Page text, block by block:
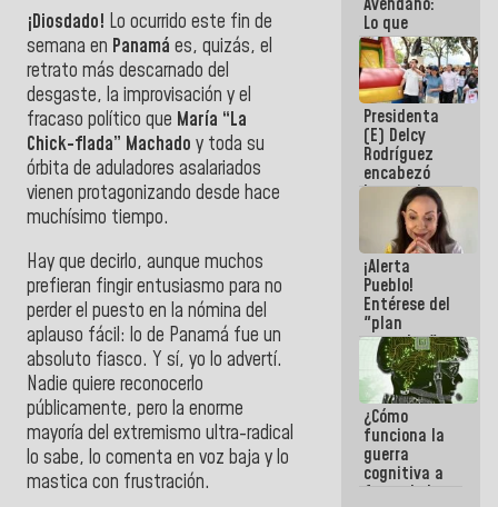
¡Diosdado! Lo ocurrido este fin de
semana en Panamá es, quizás, el
retrato más descarnado del
desgaste, la improvisación y el
fracaso político que María “La
Chick-flada” Machado y toda su
órbita de aduladores asalariados
vienen protagonizando desde hace
muchísimo tiempo.
Hay que decirlo, aunque muchos
prefieran fingir entusiasmo para no
perder el puesto en la nómina del
aplauso fácil: lo de Panamá fue un
absoluto fiasco. Y sí, yo lo advertí.
Nadie quiere reconocerlo
públicamente, pero la enorme
mayoría del extremismo ultra-radical
lo sabe, lo comenta en voz baja y lo
mastica con frustración.
Nacional
Lo que
vayas a
escribir
hazlo hoy
por que no
sabemos si
la semana
que viene
hay
programa
Presidenta
(E) Delcy
Rodríguez
encabezó
lanzamiento
del Plan
Nacional de
Recreación
Vacacional
¡Alerta
Pueblo!
Entérese del
"plan
enjambre"
de La Sayo
para
sabotear el
diálogo y
promover el
caos
¿Cómo
funciona la
guerra
cognitiva a
favor de la